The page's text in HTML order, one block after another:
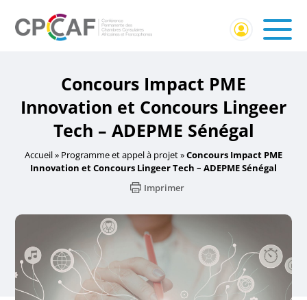
Concours Impact PME
Innovation et Concours Lingeer
Tech – ADEPME Sénégal
Accueil» Programme et appel à projet»Concours Impact PME
Innovation et Concours Lingeer Tech – ADEPME Sénégal
Imprimer